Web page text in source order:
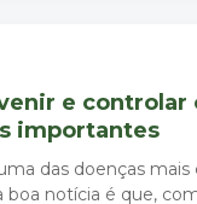
e controlar
importantes
das doenças mais
boa notícia é que,